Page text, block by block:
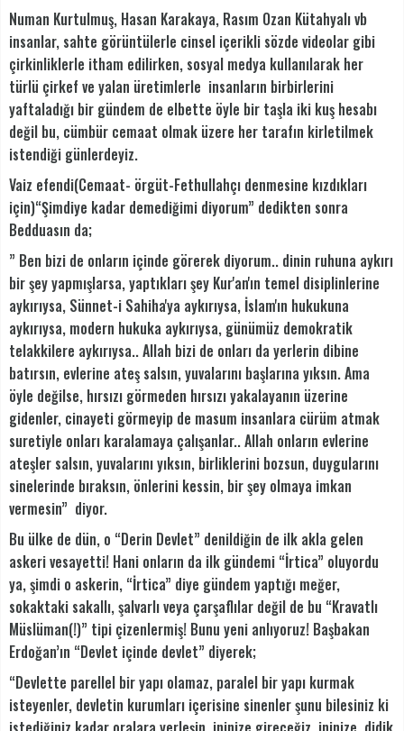
Numan Kurtulmuş, Hasan Karakaya, Rasım Ozan Kütahyalı vb
insanlar, sahte görüntülerle cinsel içerikli sözde videolar gibi
çirkinliklerle itham edilirken, sosyal medya kullanılarak her
türlü çirkef ve yalan üretimlerle insanların birbirlerini
yaftaladığı bir gündem de elbette öyle bir taşla iki kuş hesabı
değil bu, cümbür cemaat olmak üzere her tarafın kirletilmek
istendiği günlerdeyiz.
Vaiz efendi(Cemaat- örgüt-Fethullahçı denmesine kızdıkları
için)“Şimdiye kadar demediğimi diyorum” dedikten sonra
Bedduasın da;
” Ben bizi de onların içinde görerek diyorum.. dinin ruhuna aykırı
bir şey yapmışlarsa, yaptıkları şey Kur'an'ın temel disiplinlerine
aykırıysa, Sünnet-i Sahiha'ya aykırıysa, İslam'ın hukukuna
aykırıysa, modern hukuka aykırıysa, günümüz demokratik
telakkilere aykırıysa.. Allah bizi de onları da yerlerin dibine
batırsın, evlerine ateş salsın, yuvalarını başlarına yıksın. Ama
öyle değilse, hırsızı görmeden hırsızı yakalayanın üzerine
gidenler, cinayeti görmeyip de masum insanlara cürüm atmak
suretiyle onları karalamaya çalışanlar.. Allah onların evlerine
ateşler salsın, yuvalarını yıksın, birliklerini bozsun, duygularını
sinelerinde bıraksın, önlerini kessin, bir şey olmaya imkan
vermesin” diyor.
Bu ülke de dün, o “Derin Devlet” denildiğin de ilk akla gelen
askeri vesayetti! Hani onların da ilk gündemi “İrtica” oluyordu
ya, şimdi o askerin, “İrtica” diye gündem yaptığı meğer,
sokaktaki sakallı, şalvarlı veya çarşaflılar değil de bu “Kravatlı
Müslüman(!)” tipi çizenlermiş! Bunu yeni anlıyoruz! Başbakan
Erdoğan’ın “Devlet içinde devlet” diyerek;
“Devlette parellel bir yapı olamaz, paralel bir yapı kurmak
isteyenler, devletin kurumları içerisine sinenler şunu bilesiniz ki